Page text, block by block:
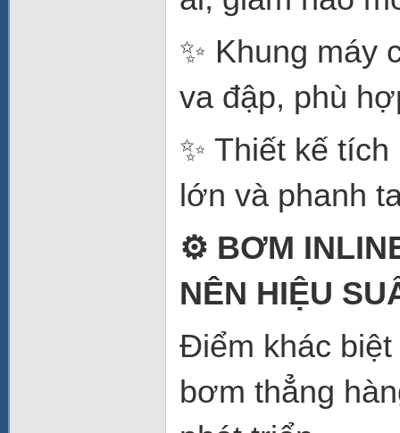
✨ Khung máy
va đập, phù
✨ Thiết kế
lớn và phanh
⚙️ BƠM
NÊN HIỆU
Điểm khác biệt
bơm thẳng